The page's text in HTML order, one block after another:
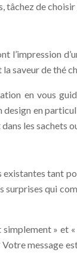
de
saveur de thé
en vous
en
les sachets
tant
qui
»
message